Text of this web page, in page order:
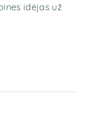
idėjas už